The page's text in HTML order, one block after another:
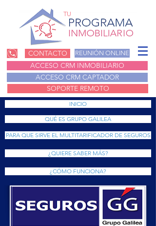
TU
CONTACTO REUNIÓN ONLINE
ACCESO CRM INMOBILIARIO
ACCESO CRM CAPTADOR
SOPORTE REMOTO
INICIO
QUÉ ES GRUPO GALILEA
PARA QUE SIRVE EL MULTITARIFICADOR DE SEGUROS
¿QUIERE SABER MÁS?
¿CÓMO FUNCIONA?